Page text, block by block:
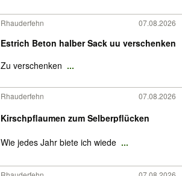
Rhauderfehn 07.08.2026
Estrich Beton halber Sack uu verschenken
Zu verschenken ...
Rhauderfehn 07.08.2026
Kirschpflaumen zum Selberpflücken
Wie jedes Jahr biete ich wiede ...